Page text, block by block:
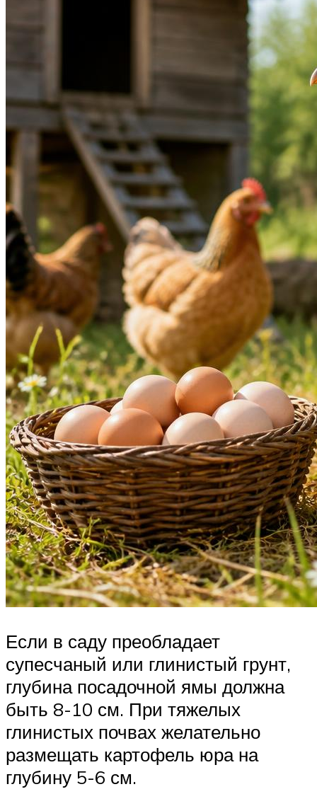
Если в саду преобладает
супесчаный или глинистый грунт,
глубина посадочной ямы должна
быть 8-10 см. При тяжелых
глинистых почвах желательно
размещать картофель юра на
глубину 5-6 см.